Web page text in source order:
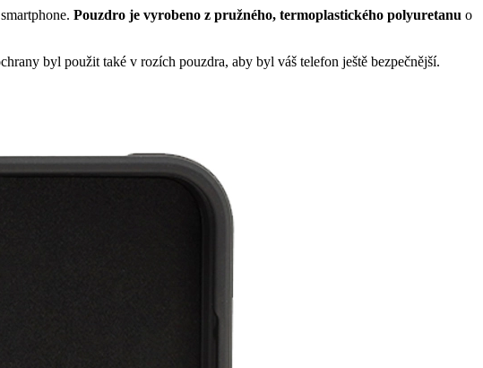
Pouzdro je vyrobeno z pružného, termoplastického polyuretanu o
byl použit také v rozích pouzdra, aby byl váš telefon ještě bezpečnější.